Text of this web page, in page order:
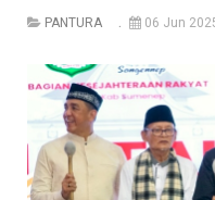
PANTURA 06 Jun